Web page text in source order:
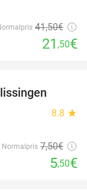
41,50€
21 ,50€
8.8 star
Normalpris 7,50€
5,50€